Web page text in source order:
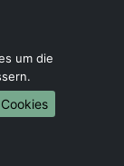
um die